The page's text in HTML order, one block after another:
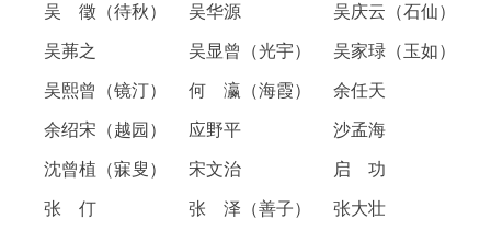
吴 徵（待秋） 吴华源 吴庆云（石仙）
吴茀之 吴显曾（光宇） 吴家琭（玉如）
吴熙曾（镜汀） 何 瀛（海霞） 余任天
余绍宋（越园） 应野平 沙孟海
沈曾植（寐叟） 宋文治 启 功
张 仃 张 泽（善子） 张大壮